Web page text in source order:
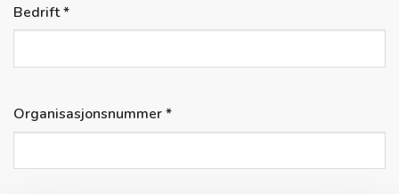
Bedrift *
Organisasjonsnummer *